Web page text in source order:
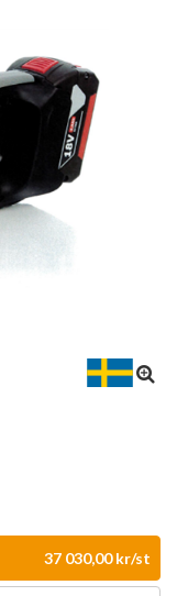
37 030,00 kr/st